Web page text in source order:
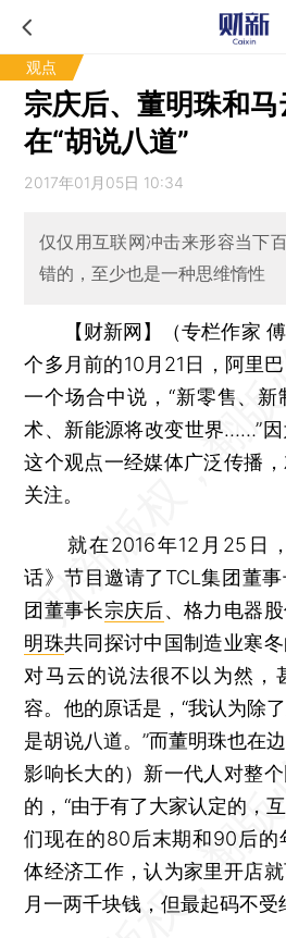
观点
宗庆后、董明珠和
在“胡说八道”
2017年01月05日 10:34
仅仅用互联网冲击来形容当下
错的，至少也是一种思维惰性
【财新网】（专栏作家 傅
个多月前的10月21日，阿里
一个场合中说，“新零售、
术、新能源将改变世界……”因
这个观点一经媒体广泛传播
关注。
就在2016年12月25日，
话》节目邀请了TCL集团董
团董事长宗庆后、格力电器
明珠共同探讨中国制造业寒
对马云的说法很不以为然，
容。他的原话是，“我认为除
是胡说八道。”而董明珠也在
影响长大的）新一代人对整
的，“由于有了大家认定的，
们现在的80后末期和90后的
体经济工作，认为家里开店
月一两千块钱，但最起码不受